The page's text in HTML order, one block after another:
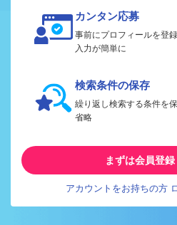
カンタン応募
事前にプロフィールを登
入力が簡単に
検索条件の保存
繰り返し検索する条件を
省略
まずは会員登録
アカウントをお持ちの方